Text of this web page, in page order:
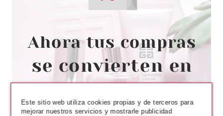
-32% 21.50€
Este sitio web utiliza cookies propias y de terceros para
mejorar nuestros servicios y mostrarle publicidad